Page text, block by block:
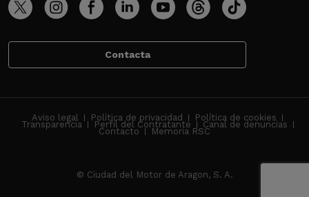
Contacta
Aviso legal Política de privacidad Política de cookies
Transparencia Perfil del Contratante Canal de denuncias
Contacto Memoria RSC
© Ciudad del Motor de Aragon, S. A.